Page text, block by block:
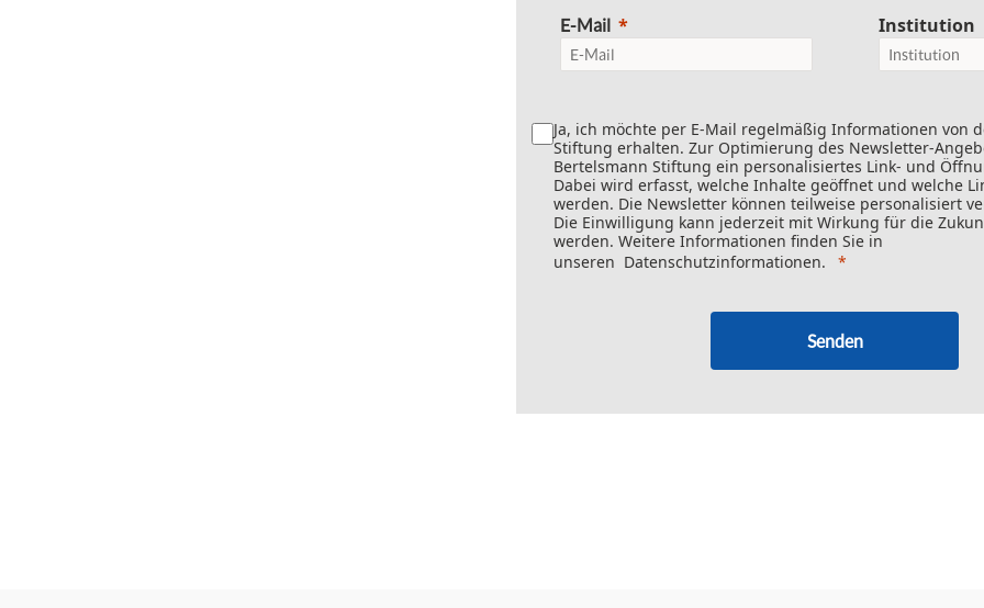
E-Mail Institution
Ja, ich möchte per E-Mail regelmäßig Informationen von
Stiftung erhalten. Zur Optimierung des Newsletter-
Bertelsmann Stiftung ein personalisiertes Link- und
Dabei wird erfasst, welche Inhalte geöffnet und welche
werden. Die Newsletter können teilweise personalisiert
Die Einwilligung kann jederzeit mit Wirkung für die
werden. Weitere Informationen finden Sie in
unseren Datenschutzinformationen.
Senden